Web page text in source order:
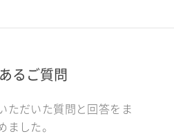
るご質問
ただいた質問と回答をま
ました。